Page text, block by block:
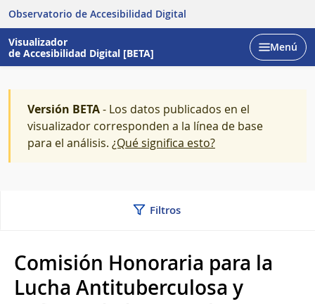
Observatorio de Accesibilidad Digital
Visualizador
de Accesibilidad Digital [BETA]
Abrir
Menú
Versión BETA- Los datos publicados en el
visualizador corresponden a la línea de base
para el análisis. ¿Qué significa esto?
Filtros
Comisión Honoraria para la
Lucha Antituberculosa y